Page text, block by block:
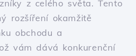
z celého světa. Tento
rozšíření okamžitě
obchodu a
vám dává konkurenční